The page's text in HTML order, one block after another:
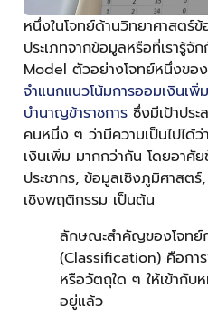
หนึ่งในโจทย์ด้านวิทยาศาสตร์
ประเภทจากข้อมูลหรือที่เรารู้
Model ตัวอย่างโจทย์หนึ่งขอ
จำแนกแนวโน้มการออมเงินเ
บำนาญข้าราชการ ซึ่งมีเป้าปร
คนหนึ่ง ๆ ว่ามีความเป็นไปได้
เงินเพิ่ม มากกว่ากัน โดยอาศั
ประชากร, ข้อมูลเชิงภูมิศาสต
เชิงพฤติกรรม เป็นต้น
ลักษณะสำคัญของโจทย์
(Classification) คือกา
หรือวัตถุใด ๆ ให้เข้ากั
อยู่แล้ว